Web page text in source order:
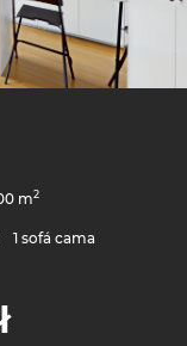
m2
1 sofá cama